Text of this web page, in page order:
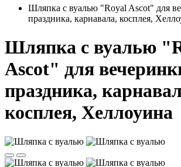
Шляпка с вуалью "Royal Ascot" для
праздника, карнавала, косплея,
Шляпка с вуалью
Ascot" для
праздника,
косплея, Хеллоуина